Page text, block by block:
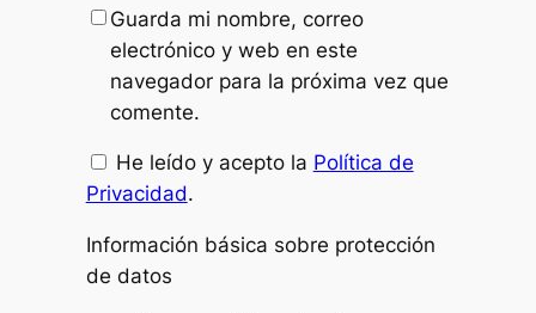
Guarda mi nombre, correo
electrónico y web en este
navegador para la próxima vez que
comente.
He leído y acepto la Política de
Privacidad.
Información básica sobre protección
de datos